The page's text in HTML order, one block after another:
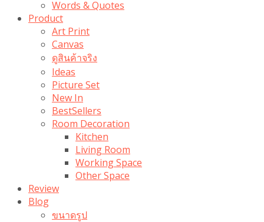
Words & Quotes
Product
Art Print
Canvas
ดูสินค้าจริง
Ideas
Picture Set
New In
BestSellers
Room Decoration
Kitchen
Living Room
Working Space
Other Space
Review
Blog
ขนาดรูป